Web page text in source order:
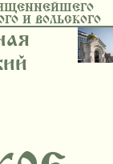
И ВОЛЬСКОГО